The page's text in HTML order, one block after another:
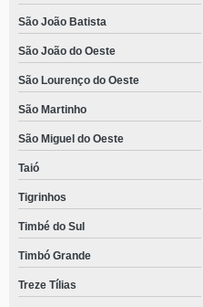
São João Batista
São João do Oeste
São Lourenço do Oeste
São Martinho
São Miguel do Oeste
Taió
Tigrinhos
Timbé do Sul
Timbó Grande
Treze Tílias